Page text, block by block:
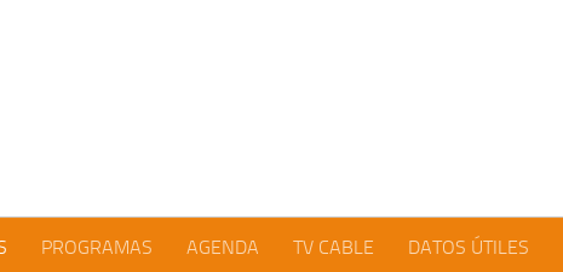
PROGRAMAS AGENDA TV CABLE DATOS ÚTILES